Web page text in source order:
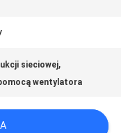
sieciowej,
wentylatora